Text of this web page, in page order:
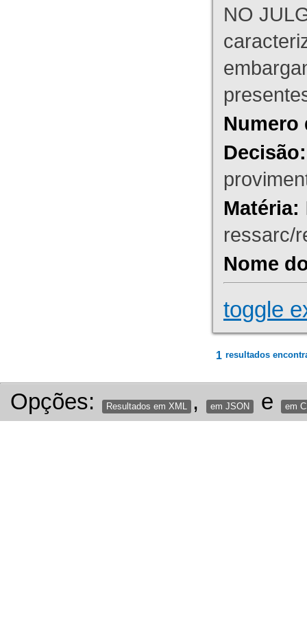
NO
Numero
Decisão:
Matéria:
ressarc/
Nome
toggle
1 resultados
Opções: Resultados em XML , em JSON e em